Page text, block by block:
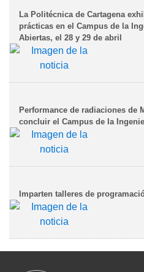
La Politécnica de Cartagena
prácticas en el Campus de la
Abiertas, el 28 y 29 de abril
Performance de radiaciones de
concluir el Campus de la
Imparten talleres de